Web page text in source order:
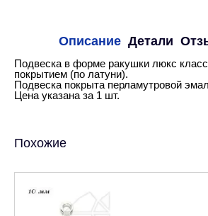
Описание Детали
Подвеска в форме ракушки люкс
покрытием (по латуни).
Подвеска покрыта перламутровой
Цена указана за 1 шт.
Похожие